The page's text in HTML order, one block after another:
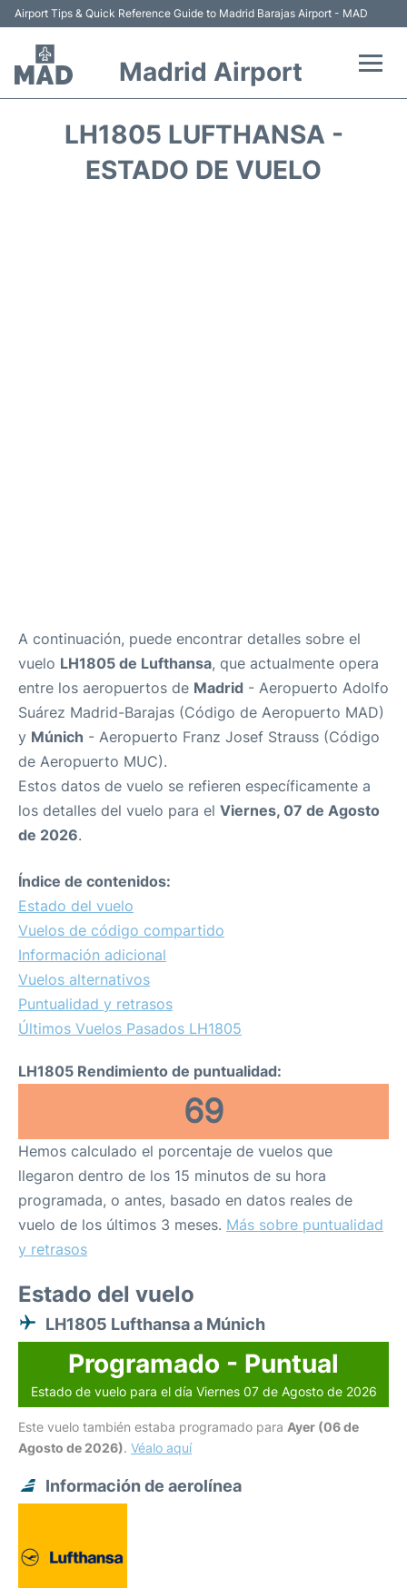
Airport Tips & Quick Reference Guide to Madrid Barajas Airport - MAD
Madrid Airport
LH1805 LUFTHANSA -
ESTADO DE VUELO
A continuación, puede encontrar detalles sobre el
vuelo LH1805 de Lufthansa, que actualmente opera
entre los aeropuertos de Madrid - Aeropuerto Adolfo
Suárez Madrid-Barajas (Código de Aeropuerto MAD)
y Múnich - Aeropuerto Franz Josef Strauss (Código
de Aeropuerto MUC).
Estos datos de vuelo se refieren específicamente a
los detalles del vuelo para el Viernes, 07 de Agosto
de 2026.
Índice de contenidos:
Estado del vuelo
Vuelos de código compartido
Información adicional
Vuelos alternativos
Puntualidad y retrasos
Últimos Vuelos Pasados LH1805
LH1805 Rendimiento de puntualidad:
69
Hemos calculado el porcentaje de vuelos que
llegaron dentro de los 15 minutos de su hora
programada, o antes, basado en datos reales de
vuelo de los últimos 3 meses. Más sobre puntualidad
y retrasos
Estado del vuelo
LH1805 Lufthansa a Múnich
Programado - Puntual
Estado de vuelo para el día Viernes 07 de Agosto de 2026
Este vuelo también estaba programado para Ayer (06 de
Agosto de 2026). Véalo aquí
Información de aerolínea